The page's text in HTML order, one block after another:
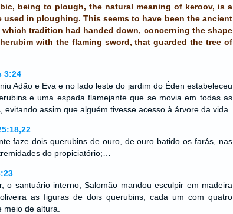
being to plough, the natural meaning of keroov, is a
used in ploughing. This seems to have been the ancient
tradition had handed down, concerning the shape
with the flaming sword, that guarded the tree of
3:24
Adão e Eva e no lado leste do jardim do Éden estabeleceu
e uma espada flamejante que se movia em todas as
evitando assim que alguém tivesse acesso à árvore da vida.
faze dois querubins de ouro, de ouro batido os farás, nas
do propiciatório;…
o santuário interno, Salomão mandou esculpir em madeira
as figuras de dois querubins, cada um com quatro
meio de altura.